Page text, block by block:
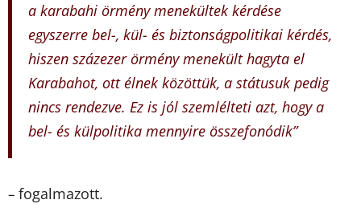
a karabahi örmény menekültek kérdése
egyszerre bel-, kül- és biztonságpolitikai kérdés,
hiszen százezer örmény menekült hagyta el
Karabahot, ott élnek közöttük, a státusuk pedig
nincs rendezve. Ez is jól szemlélteti azt, hogy a
bel- és külpolitika mennyire összefonódik”
– fogalmazott.